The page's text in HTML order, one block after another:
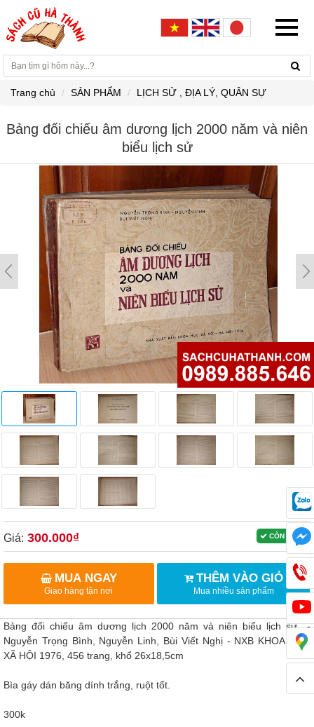
Trang chủ SẢN PHẨM LỊCH SỬ , ĐỊA LÝ, QUÂN SỰ
Bảng đối chiếu âm dương lịch 2000 năm và niên
biểu lịch sử
CÒN HÀNG
Giá: 300.000₫
MUA NGAY
Giao hàng tận nơi
THÊM VÀO GIỎ
Mua nhiều sản phẩm
Bảng đối chiếu âm dương lịch 2000 năm và niên biểu lịch sử -
Nguyễn Trọng Bình, Nguyễn Linh, Bùi Viết Nghị - NXB KHOA HỌC
XÃ HỘI 1976, 456 trang, khổ 26x18,5cm
Bìa gáy dán băng dính trắng, ruột tốt.
300k